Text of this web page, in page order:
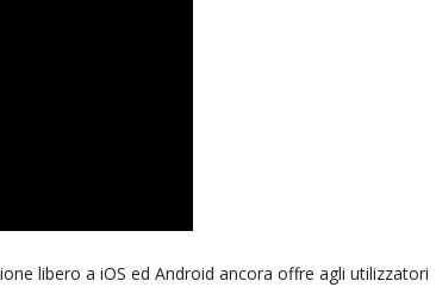
libero a iOS ed Android ancora offre agli utilizzatori